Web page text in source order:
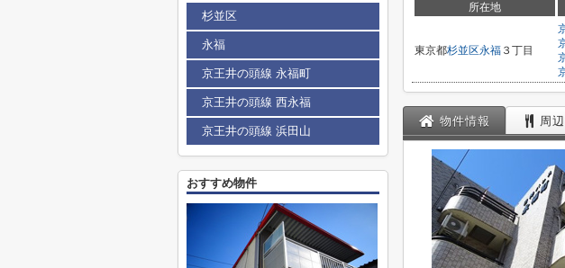
所在地
東京都杉並区永福 ３丁目
物件情報 周
杉並区
永福
京王井の頭線 永福町
京王井の頭線 西永福
京王井の頭線 浜田山
おすすめ物件